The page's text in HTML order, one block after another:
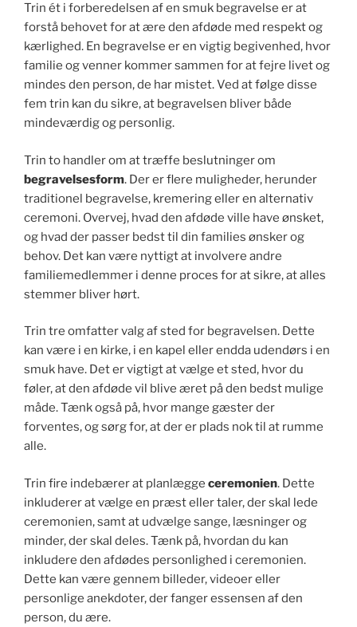
s
o
t
i
k
Trin ét i forberedelsen af en smuk begravelse er at
forstå behovet for at ære den afdøde med respekt og
kærlighed. En begravelse er en vigtig begivenhed, hvor
familie og venner kommer sammen for at fejre livet og
mindes den person, de har mistet. Ved at følge disse
fem trin kan du sikre, at begravelsen bliver både
mindeværdig og personlig.
Trin to handler om at træffe beslutninger om
begravelsesform. Der er flere muligheder, herunder
traditionel begravelse, kremering eller en alternativ
ceremoni. Overvej, hvad den afdøde ville have ønsket,
og hvad der passer bedst til din families ønsker og
behov. Det kan være nyttigt at involvere andre
familiemedlemmer i denne proces for at sikre, at alles
stemmer bliver hørt.
Trin tre omfatter valg af sted for begravelsen. Dette
kan være i en kirke, i en kapel eller endda udendørs i en
smuk have. Det er vigtigt at vælge et sted, hvor du
føler, at den afdøde vil blive æret på den bedst mulige
måde. Tænk også på, hvor mange gæster der
forventes, og sørg for, at der er plads nok til at rumme
alle.
Trin fire indebærer at planlægge ceremonien. Dette
inkluderer at vælge en præst eller taler, der skal lede
ceremonien, samt at udvælge sange, læsninger og
minder, der skal deles. Tænk på, hvordan du kan
inkludere den afdødes personlighed i ceremonien.
Dette kan være gennem billeder, videoer eller
personlige anekdoter, der fanger essensen af den
person, du ære.